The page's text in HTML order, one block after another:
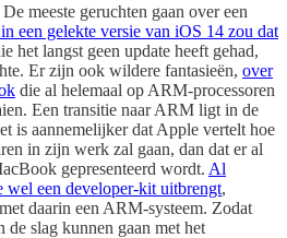
meeste geruchten gaan over een
een gelekte versie van iOS 14 zou dat
het langst geen update heeft gehad,
Er zijn ook wildere fantasieën, over
die al helemaal op ARM-processoren
Een transitie naar ARM ligt in de
is aannemelijker dat Apple vertelt hoe
in zijn werk zal gaan, dan dat er al
gepresenteerd wordt. Al
wel een developer-kit uitbrengt,
daarin een ARM-systeem. Zodat
de slag kunnen gaan met het